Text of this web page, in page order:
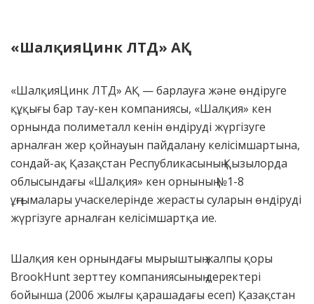
«ШалқияЦинк ЛТД» АҚ
«ШалқияЦинк ЛТД» АҚ — барлауға және өндіруге
құқығы бар тау-кен компаниясы, «Шалқия» кен
орнында полиметалл кенін өндіруді жүргізуге
арналған жер қойнауын пайдалану келісімшартына,
сондай-ақ Қазақстан Республикасының Қызылорда
облысындағы «Шалқия» кен орнының №1-8
ұңғымалары учаскелерінде жерасты суларын өндіруді
жүргізуге арналған келісімшартқа ие.
Шалқия кен орнындағы мырыштың жалпы қоры
BrookHunt зерттеу компаниясының деректері
бойынша (2006 жылғы қарашадағы есеп) Қазақстан